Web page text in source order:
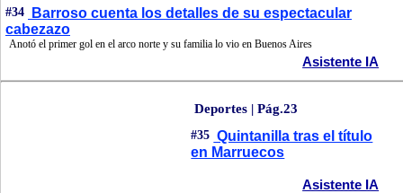
#34
Barroso cuenta los detalles de su espectacular
cabezazo
Anotó el primer gol en el arco norte y su familia lo vio en Buenos Aires
Asistente IA
Deportes | Pág.23
#35 Quintanilla tras el título
en Marruecos
Asistente IA